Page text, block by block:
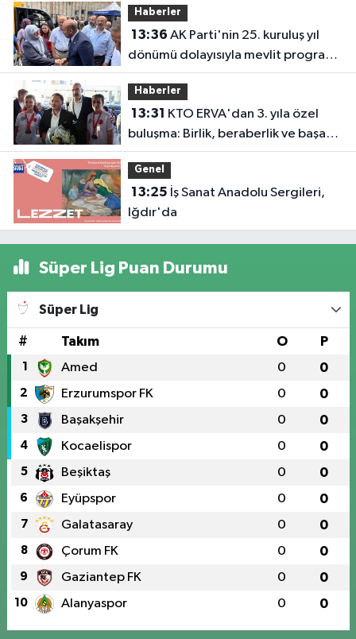
Haberler
13:36
dönümü dolayısıyla mevlit programı
düzenlendi
Haberler
13:31
buluşma: Birlik, beraberlik ve başarı
bir arada
Genel
13:25
Iğdır'da
Süper Lig Puan Durumu
Süper Lig
# Takım O P
1 Amed 0 0
2 Erzurumspor FK 0 0
3 Başakşehir 0 0
4 Kocaelispor 0 0
5 Beşiktaş 0 0
6 Eyüpspor 0 0
7 Galatasaray 0 0
8 Çorum FK 0 0
9 Gaziantep FK 0 0
10 Alanyaspor 0 0